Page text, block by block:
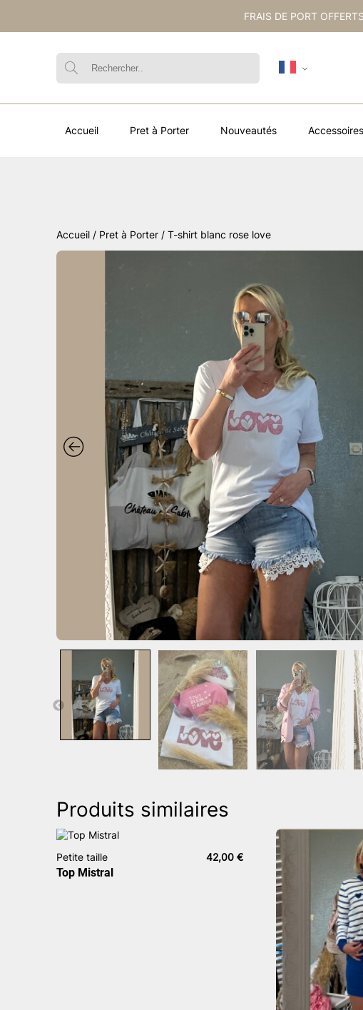
FRAIS DE PORT
Accueil Pret à Porter Nouveautés Accessoires
Accueil / Pret à Porter / T-shirt blanc rose love
Produits similaires
Petite taille 42,00 €
Top Mistral